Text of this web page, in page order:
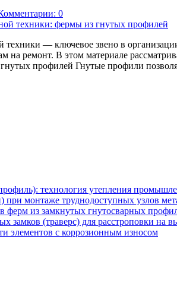
0
техники — ключевое звено в
ремонт. В этом материале
профилей Гнутые профили
технология утепления
при монтаже труднодоступных узлов
ферм из замкнутых гнутосварных
замков (траверс) для расстроповки на
элементов с коррозионным износом